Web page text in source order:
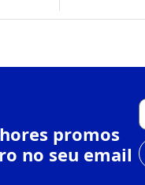
promos
no seu email